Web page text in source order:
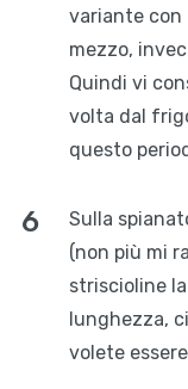
variante con
mezzo,
Quindi vi
volta dal
questo
Sulla
(non più mi
striscioline
lunghezza,
volete